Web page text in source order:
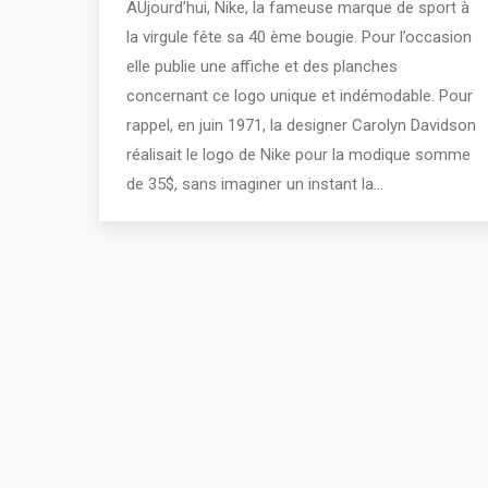
AUjourd’hui, Nike, la fameuse marque de sport à
la virgule fête sa 40 ème bougie. Pour l’occasion
elle publie une affiche et des planches
concernant ce logo unique et indémodable. Pour
rappel, en juin 1971, la designer Carolyn Davidson
réalisait le logo de Nike pour la modique somme
de 35$, sans imaginer un instant la…